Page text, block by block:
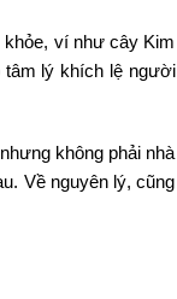
ví như cây Kim
tâm lý khích lệ người
không phải nhà
Về nguyên lý, cũng